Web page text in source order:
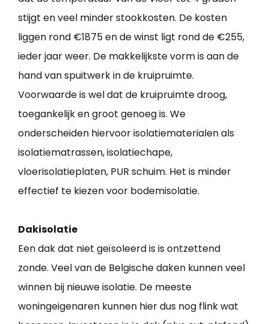
stijgt en veel minder stookkosten. De kosten
liggen rond €1875 en de winst ligt rond de €255,
ieder jaar weer. De makkelijkste vorm is aan de
hand van spuitwerk in de kruipruimte.
Voorwaarde is wel dat de kruipruimte droog,
toegankelijk en groot genoeg is. We
onderscheiden hiervoor isolatiematerialen als
isolatiematrassen, isolatiechape,
vloerisolatieplaten, PUR schuim. Het is minder
effectief te kiezen voor bodemisolatie.
Dakisolatie
Een dak dat niet geïsoleerd is is ontzettend
zonde. Veel van de Belgische daken kunnen veel
winnen bij nieuwe isolatie. De meeste
woningeigenaren kunnen hier dus nog flink wat